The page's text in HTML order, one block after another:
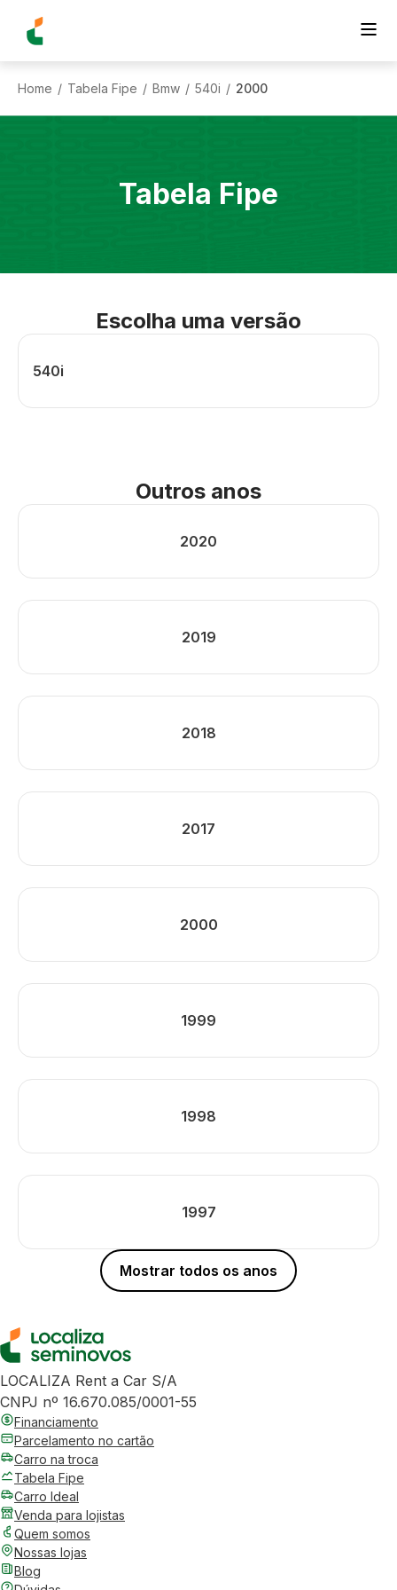
Home / Tabela Fipe / Bmw / 540i / 2000
Tabela Fipe
Escolha uma versão
540i
Outros anos
2020
2019
2018
2017
2000
1999
1998
1997
Mostrar todos os anos
LOCALIZA Rent a Car S/A
CNPJ nº 16.670.085/0001-55
Financiamento
Parcelamento no cartão
Carro na troca
Tabela Fipe
Carro Ideal
Venda para lojistas
Quem somos
Nossas lojas
Blog